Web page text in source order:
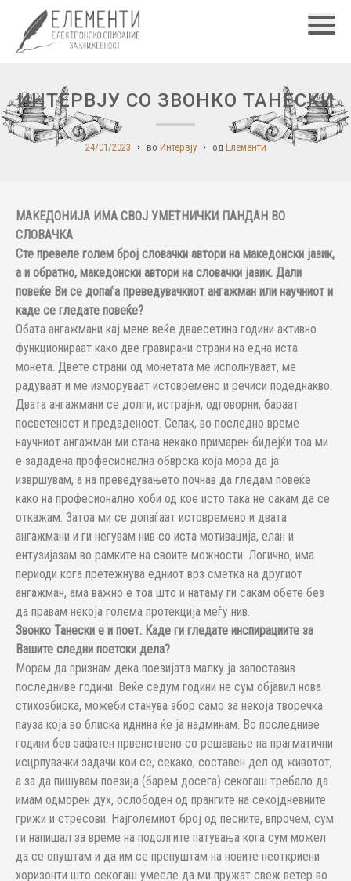
ИНТЕРВЈУ СО ЗВОНКО ТАНЕСКИ
24/01/2023 во Интервју од Елементи
МАКЕДОНИЈА ИМА СВОЈ УМЕТНИЧКИ ПАНДАН ВО
СЛОВАЧКА
Сте превеле голем број словачки автори на македонски јазик,
а и обратно, македонски автори на словачки јазик. Дали
повеќе Ви се допаѓа преведувачкиот ангажман или научниот и
каде се гледате повеќе?
Обата ангажмани кај мене веќе дваесетина години активно
функционираат како две гравирани страни на една иста
монета. Двете страни од монетата ме исполнуваат, ме
радуваат и ме изморуваат истовремено и речиси подеднакво.
Двата ангажмани се долги, истрајни, одговорни, бараат
посветеност и предаденост. Сепак, во последно време
научниот ангажман ми стана некако примарен бидејќи тоа ми
е зададена професионална обврска која мора да ја
извршувам, а на преведувањето почнав да гледам повеќе
како на професионално хоби од кое исто така не сакам да се
откажам. Затоа ми се допаѓаат истовремено и двата
ангажмани и ги негувам нив со иста мотивација, елан и
ентузијазам во рамките на своите можности. Логично, има
периоди кога претежнува едниот врз сметка на другиот
ангажман, ама важно е тоа што и натаму ги сакам обете без
да правам некоја голема протекција меѓу нив.
Звонко Танески е и поет. Каде ги гледате инспирациите за
Вашите следни поетски дела?
Морам да признам дека поезијата малку ја запоставив
последниве години. Веќе седум години не сум објавил нова
стихозбирка, можеби станува збор само за некоја творечка
пауза која во блиска иднина ќе ја надминам. Во последниве
години бев зафатен првенствено со решавање на прагматични
исцрпувачки задачи кои се, секако, составен дел од животот,
а за да пишувам поезија (барем досега) секогаш требало да
имам одморен дух, ослободен од прангите на секојдневните
грижи и стресови. Најголемиот број од песните, впрочем, сум
ги напишал за време на подолгите патувања кога сум можел
да се опуштам и да им се препуштам на новите неоткриени
хоризонти што секогаш умееле да ми пружат свеж ветер во